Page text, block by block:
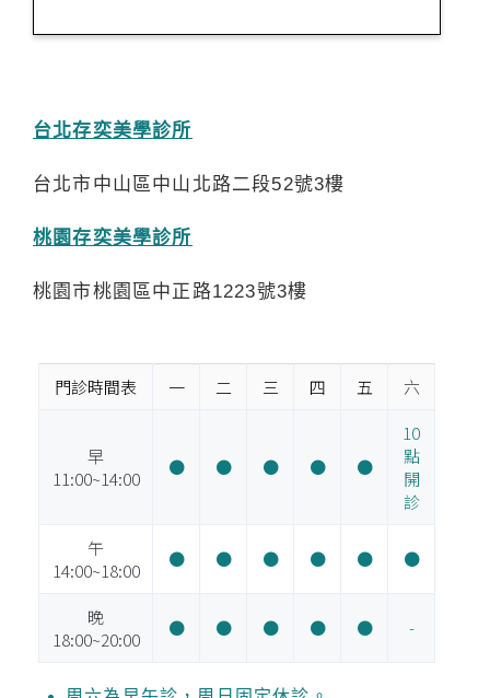
台北存奕美學診所
台北市中山區中山北路二段52號3樓
桃園存奕美學診所
桃園市桃園區中正路1223號3樓
門診時間表 一 二 三 四 五 六
早
11:00~14:00
● ● ● ● ●
10
點
開
診
午
14:00~18:00
● ● ● ● ● ●
晚
18:00~20:00
● ● ● ● ● -